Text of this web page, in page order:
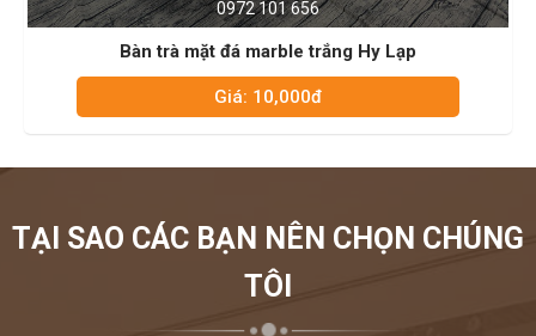
0972 101 656
đá marble trắng Hy Lạp
TẠI SAO CÁC BẠN NÊN CHỌN CHÚNG
TÔI